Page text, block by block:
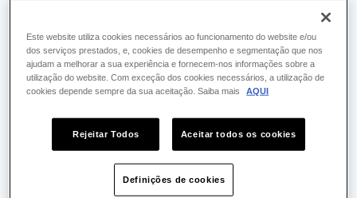
O encontro reuniu cerca de mil stakeholders de diferentes
instituições da UE, que incluíam autoridades nacionais,
regionais e locais de todos os Estados-Membros, assim como
representantes das várias Autoridades de Gestão dos
Desenvolvimento e Coesão.
Este website utiliza cookies necessários ao funcionamento do website e/ou
dos serviços prestados, e, cookies de desempenho e segmentação que nos
ajudam a melhorar a sua experiência e fornecem-nos informações sobre a
utilização do website. Com exceção dos cookies necessários, a utilização de
cookies depende sempre da sua aceitação. Saiba mais
AQUI
Rejeitar Todos Aceitar todos os cookies
Definições de cookies